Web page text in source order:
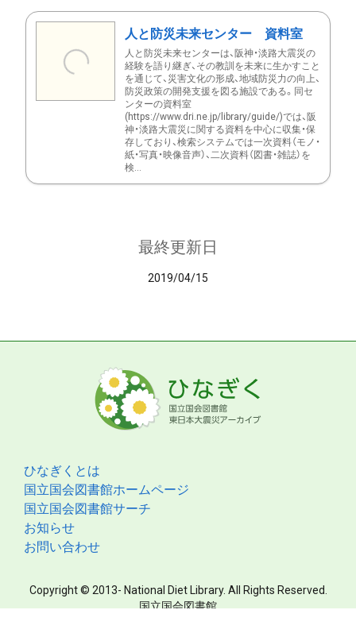
人と防災未来センター 資料室
人と防災未来センターは、阪神・淡路大震災の
経験を語り継ぎ、その教訓を未来に生かすこと
を通じて、災害文化の形成、地域防災力の向上、
防災政策の開発支援を図る施設である。同セ
ンターの資料室
(https://www.dri.ne.jp/library/guide/)では、阪
神・淡路大震災に関する資料を中心に収集・保
存しており、検索システムでは一次資料（モノ・
紙・写真・映像音声）、二次資料（図書・雑誌）を
検...
最終更新日
2019/04/15
ひなぎくとは
国立国会図書館ホームページ
国立国会図書館サーチ
お知らせ
お問い合わせ
Copyright © 2013- National Diet Library. All Rights Reserved.